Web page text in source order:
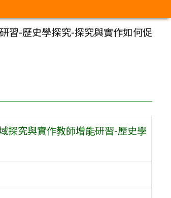
習-歷史學探究-探究與實作如何促
探究與實作教師增能研習-歷史學